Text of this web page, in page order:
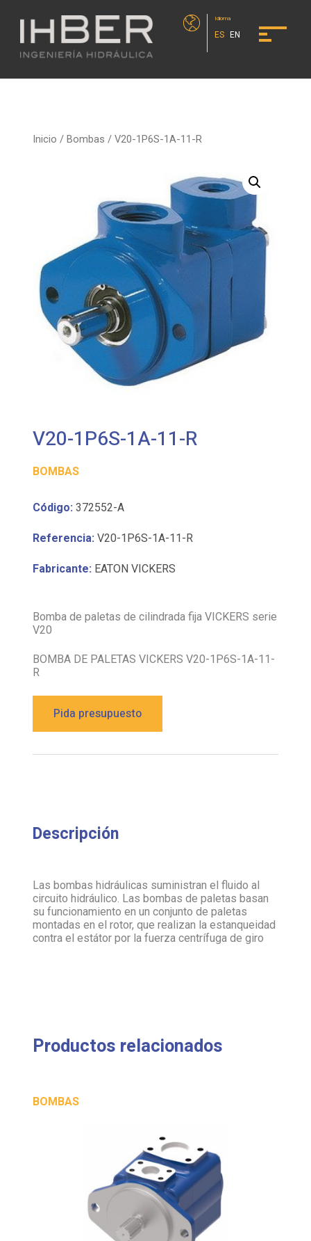
Idioma
ES EN
Inicio /Bombas / V20-1P6S-1A-11-R
V20-1P6S-1A-11-R
BOMBAS
Código: 372552-A
Referencia: V20-1P6S-1A-11-R
Fabricante: EATON VICKERS
Bomba de paletas de cilindrada fija VICKERS serie
V20
BOMBA DE PALETAS VICKERS V20-1P6S-1A-11-
R
Pida presupuesto
Descripción
Las bombas hidráulicas suministran el fluido al
circuito hidráulico. Las bombas de paletas basan
su funcionamiento en un conjunto de paletas
montadas en el rotor, que realizan la estanqueidad
contra el estátor por la fuerza centrífuga de giro
Productos relacionados
BOMBAS